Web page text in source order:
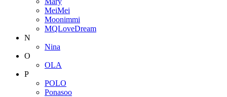
MeiMei
Moonimmi
MQLoveDream
N
Nina
O
OLA
P
POLO
Ponasoo